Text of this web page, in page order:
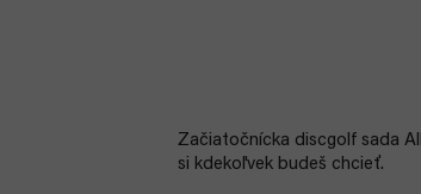
Začiatočnícka discgolf sada
si kdekoľvek budeš chcieť.